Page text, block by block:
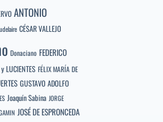
ANTONIO
CÉSAR VALLEJO
Donaciano FEDERICO
LUCIENTES FÉLIX MARÍA DE
GUSTAVO ADOLFO
Joaquín Sabina JORGE
JOSÉ DE ESPRONCEDA